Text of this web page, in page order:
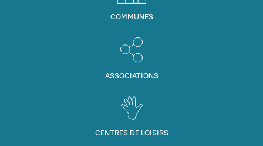
COMMUNES
ASSOCIATIONS
CENTRES DE LOISIRS